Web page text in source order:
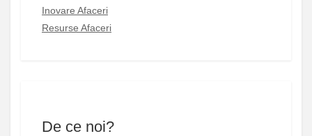
Inovare Afaceri
Resurse Afaceri
De ce noi?